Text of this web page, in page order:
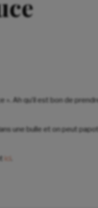
». Ah qu’il est bon de
une bulle et on peut
ici